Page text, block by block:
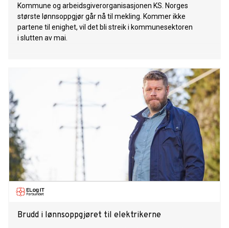
Kommune og arbeidsgiverorganisasjonen KS. Norges
største lønnsoppgjør går nå til mekling. Kommer ikke
partene til enighet, vil det bli streik i kommunesektoren
i slutten av mai.
Brudd i lønnsoppgjøret til elektrikerne